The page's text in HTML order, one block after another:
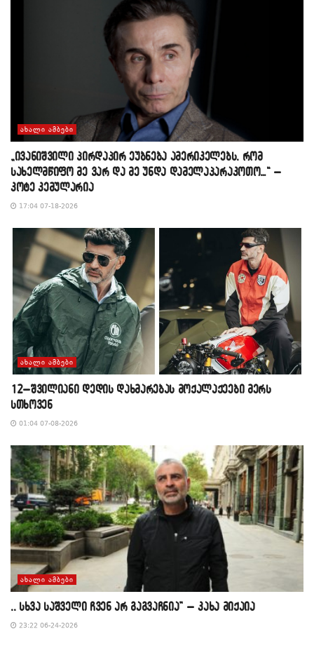
ᲐᲮᲐᲚᲘ ᲐᲛᲑᲔᲑᲘ
„ივანიშვილი პირდაპირ ეუბნება ამერიკელებს, რომ
სახელმწიფო მე ვარ და მე უნდა დამელაპარაკოთო…“ –
კოტე კემულარია
17:04 07-18-2026
ᲐᲮᲐᲚᲘ ᲐᲛᲑᲔᲑᲘ
12–შვილიანი დედის დახმარებას მოქალაქეები მერს
სთხოვენ
01:04 07-08-2026
ᲐᲮᲐᲚᲘ ᲐᲛᲑᲔᲑᲘ
,, სხვა საშველი ჩვენ არ გაგვაჩნია” – კახა მიქაია
23:22 06-24-2026